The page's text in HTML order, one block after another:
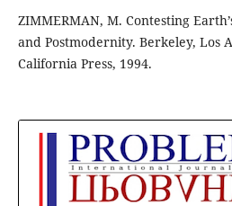
ZIMMERMAN, M. Contesting
and Postmodernity. Berkeley, Los
California Press, 1994.